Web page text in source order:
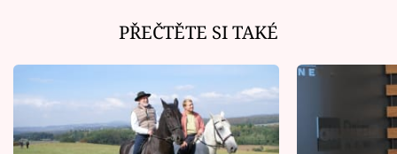
PŘEČTĚTE SI TAKÉ